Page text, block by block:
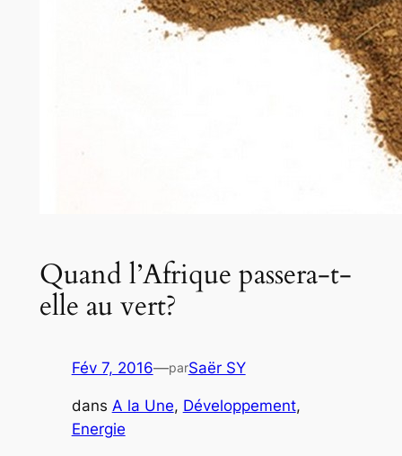
Quand l’Afrique passera-t-
elle au vert?
Fév 7, 2016—parSaër SY
dans A la Une, Développement
Energie